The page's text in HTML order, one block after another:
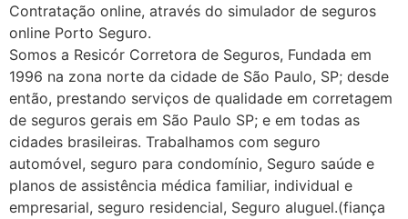
Contratação online, através do simulador de seguros
online Porto Seguro.
Somos a Resicór Corretora de Seguros, Fundada em
1996 na zona norte da cidade de São Paulo, SP; desde
então, prestando serviços de qualidade em corretagem
de seguros gerais em São Paulo SP; e em todas as
cidades brasileiras. Trabalhamos com seguro
automóvel, seguro para condomínio, Seguro saúde e
planos de assistência médica familiar, individual e
empresarial, seguro residencial, Seguro aluguel.(fiança